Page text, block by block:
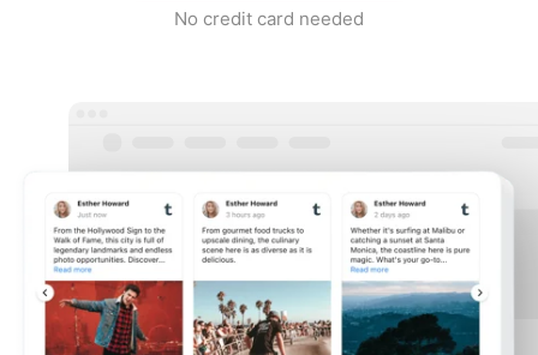
No credit card needed